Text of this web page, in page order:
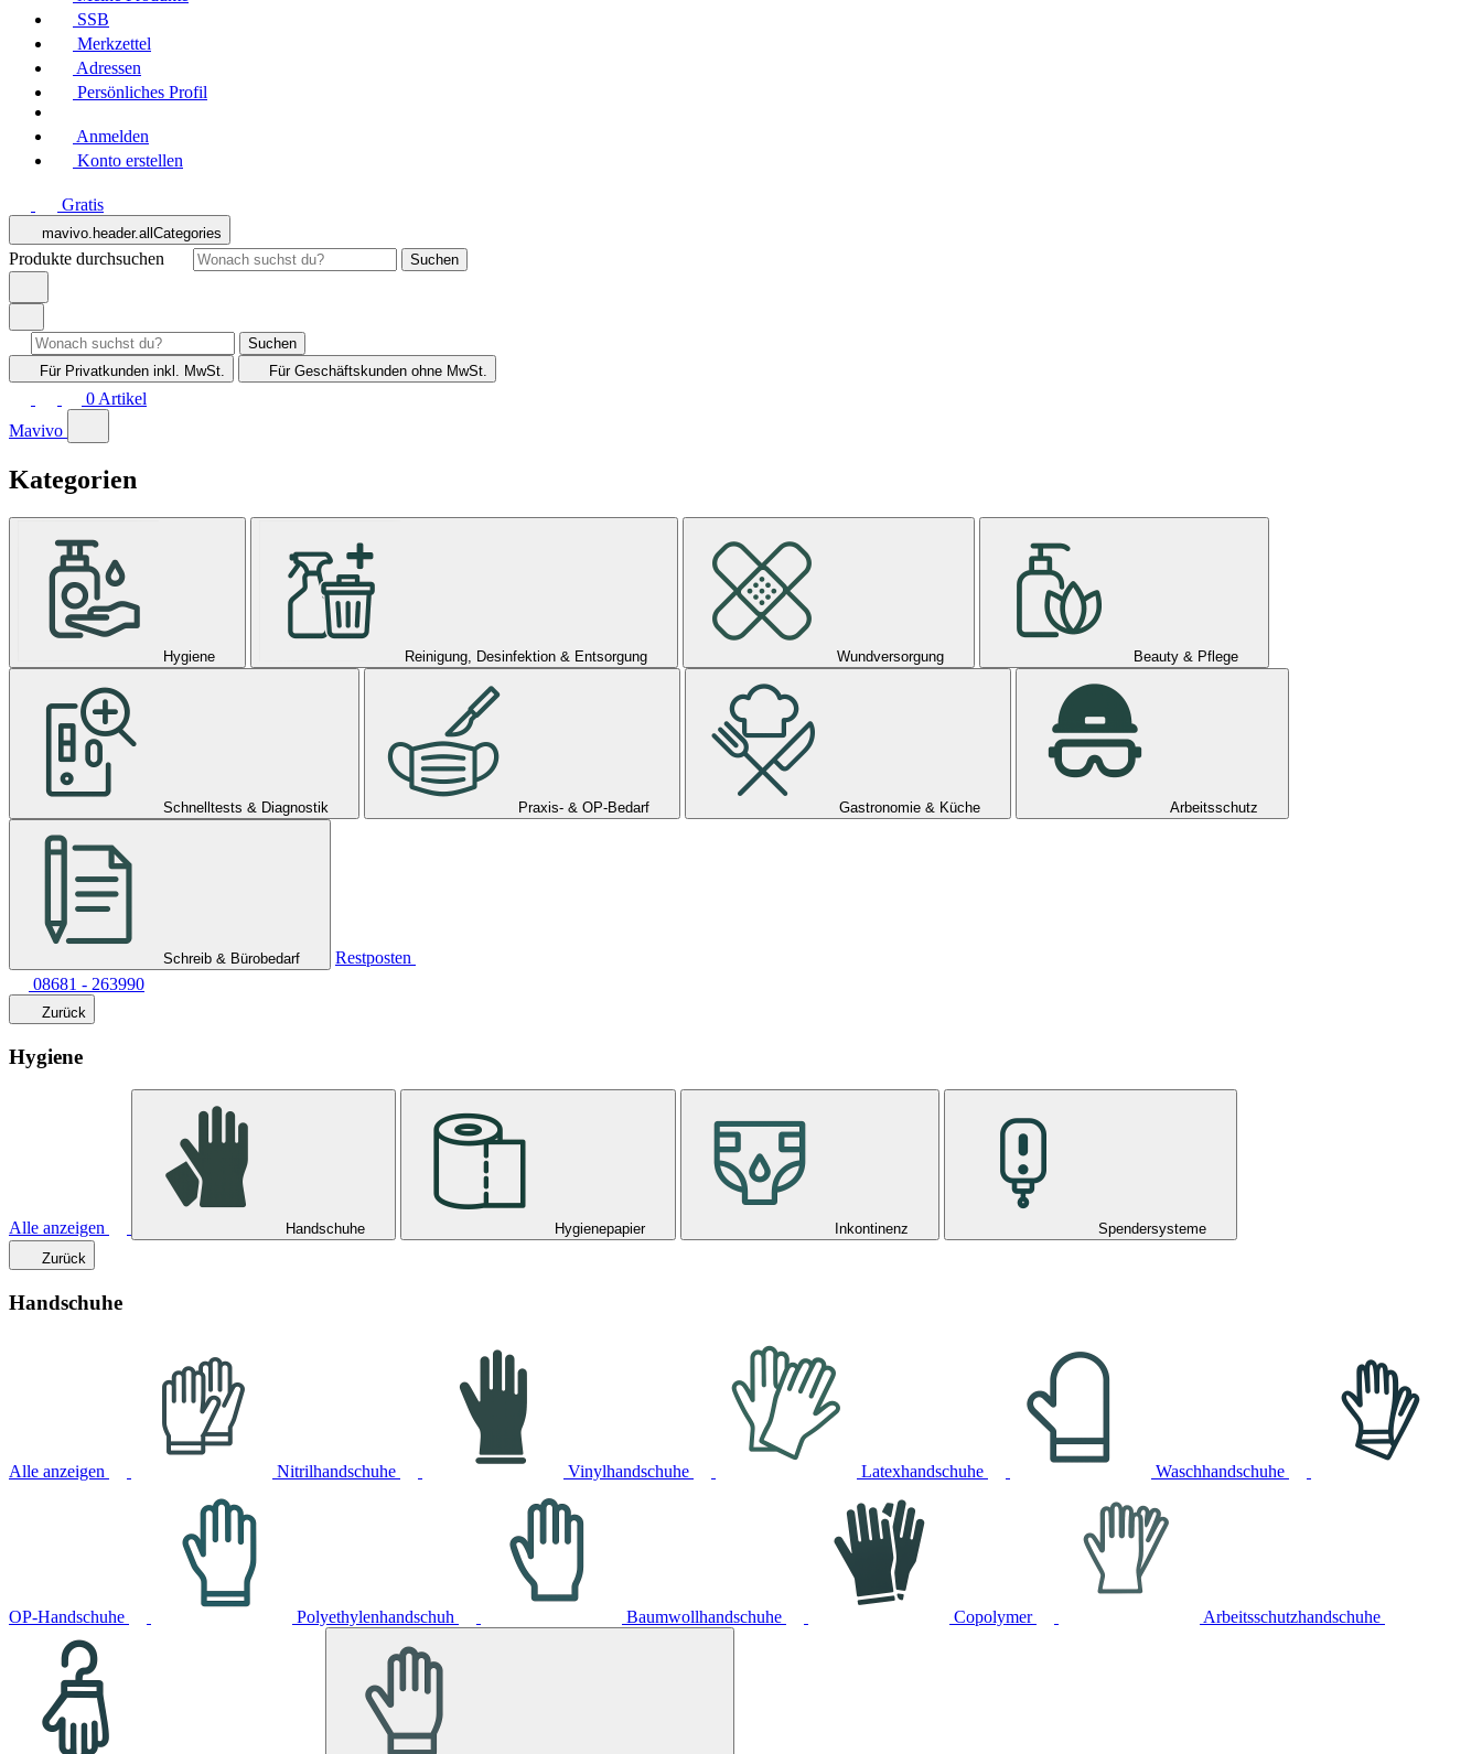
SSB
Merkzettel
Adressen
Persönliches Profil
Anmelden
Konto erstellen
Gratis
mavivo.header.allCategories
Produkte durchsuchen Suchen
Suchen
Für Privatkunden inkl. MwSt. Für Geschäftskunden ohne MwSt.
0 Artikel
Mavivo
Kategorien
Hygiene Reinigung, Desinfektion & Entsorgung Wundversorgung Beauty & Pflege
Schnelltests & Diagnostik Praxis- & OP-Bedarf Gastronomie & Küche Arbeitsschutz
Schreib & Bürobedarf
Restposten
08681 - 263990
Zurück
Hygiene
Alle anzeigen Handschuhe Hygienepapier Inkontinenz
Spendersysteme
Zurück
Handschuhe
Alle anzeigen Nitrilhandschuhe Vinylhandschuhe Latexhandschuhe Waschhandschuhe
OP-Handschuhe Polyethylenhandschuh Baumwollhandschuhe Copolymer Arbeitsschutzhandschuhe